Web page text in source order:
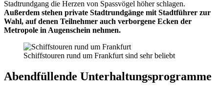
Stadtrundgang die Herzen von Spassvögel höher schlagen.
Außerdem stehen private Stadtrundgänge mit Stadtführer zur
Wahl, auf denen Teilnehmer auch verborgene Ecken der
Metropole in Augenschein nehmen.
Schiffstouren rund um Frankfurt sind sehr beliebt
Abendfüllende Unterhaltungsprogramme